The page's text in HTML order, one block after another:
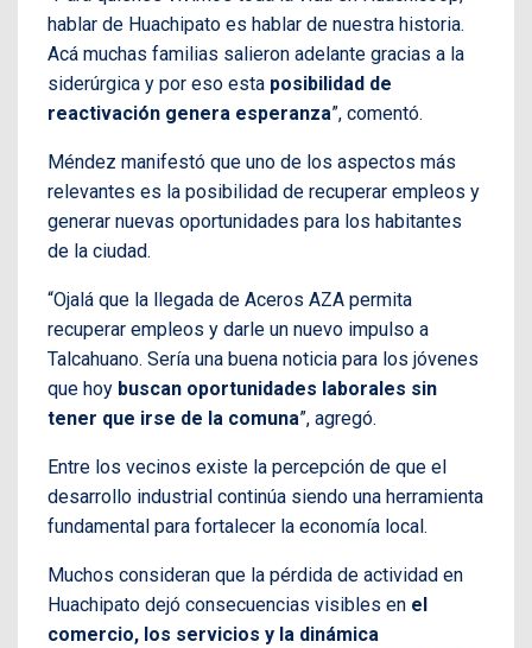
hablar de Huachipato es hablar de nuestra historia.
Acá muchas familias salieron adelante gracias a la
siderúrgica y por eso esta posibilidad de
reactivación genera esperanza”, comentó.
Méndez manifestó que uno de los aspectos más
relevantes es la posibilidad de recuperar empleos y
generar nuevas oportunidades para los habitantes
de la ciudad.
“Ojalá que la llegada de Aceros AZA permita
recuperar empleos y darle un nuevo impulso a
Talcahuano. Sería una buena noticia para los jóvenes
que hoy buscan oportunidades laborales sin
tener que irse de la comuna”, agregó.
Entre los vecinos existe la percepción de que el
desarrollo industrial continúa siendo una herramienta
fundamental para fortalecer la economía local.
Muchos consideran que la pérdida de actividad en
Huachipato dejó consecuencias visibles en el
comercio, los servicios y la dinámica